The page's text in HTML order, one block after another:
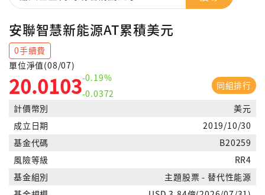
安聯智慧新能源AT累積美元
0手續費
單位淨值(08/07)
20.0103-0.19%
-0.0372
同組排行
計價幣別
美元
成立日期
2019/10/30
基金代碼
B20259
風險等級
RR4
基金組別
主題股票 - 替代性能源